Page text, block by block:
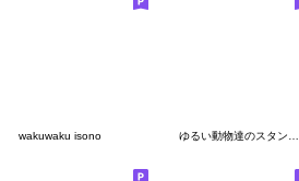
wakuwaku isono ゆるい動物達のスタンプ(敬語バージョン)